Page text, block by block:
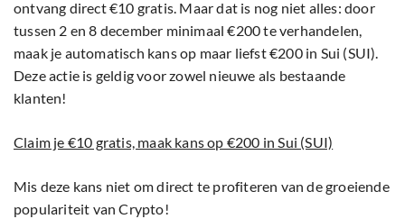
ontvang direct €10 gratis. Maar dat is nog niet alles: door
tussen 2 en 8 december minimaal €200 te verhandelen,
maak je automatisch kans op maar liefst €200 in Sui (SUI).
Deze actie is geldig voor zowel nieuwe als bestaande
klanten!
Claim je €10 gratis, maak kans op €200 in Sui (SUI)
Mis deze kans niet om direct te profiteren van de groeiende
populariteit van Crypto!